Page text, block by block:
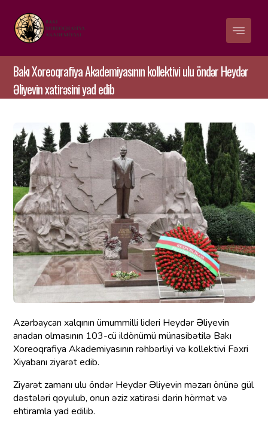
Bakı Xoreoqrafiya Akademiyasının kollektivi ulu öndər Heydər
Əliyevin xatirəsini yad edib
Azərbaycan xalqının ümummilli lideri Heydər Əliyevin
anadan olmasının 103-cü ildönümü münasibətilə Bakı
Xoreoqrafiya Akademiyasının rəhbərliyi və kollektivi Fəxri
Xiyabanı ziyarət edib.
Ziyarət zamanı ulu öndər Heydər Əliyevin məzarı önünə gül
dəstələri qoyulub, onun əziz xatirəsi dərin hörmət və
ehtiramla yad edilib.